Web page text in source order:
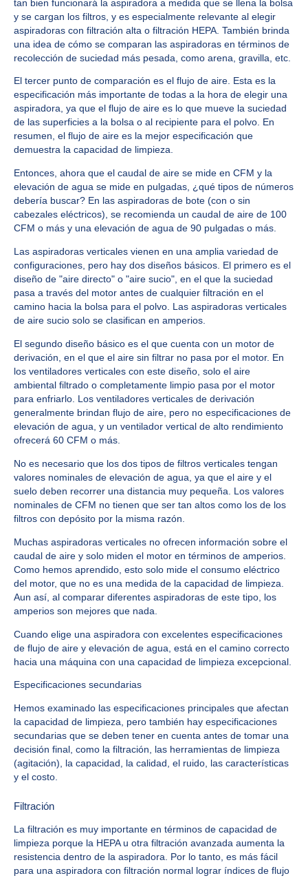
tan bien funcionará la aspiradora a medida que se llena la bolsa
y se cargan los filtros, y es especialmente relevante al elegir
aspiradoras con filtración alta o filtración HEPA. También brinda
una idea de cómo se comparan las aspiradoras en términos de
recolección de suciedad más pesada, como arena, gravilla, etc.
El tercer punto de comparación es el flujo de aire. Esta es la
especificación más importante de todas a la hora de elegir una
aspiradora, ya que el flujo de aire es lo que mueve la suciedad
de las superficies a la bolsa o al recipiente para el polvo. En
resumen, el flujo de aire es la mejor especificación que
demuestra la capacidad de limpieza.
Entonces, ahora que el caudal de aire se mide en CFM y la
elevación de agua se mide en pulgadas, ¿qué tipos de números
debería buscar? En las aspiradoras de bote (con o sin
cabezales eléctricos), se recomienda un caudal de aire de 100
CFM o más y una elevación de agua de 90 pulgadas o más.
Las aspiradoras verticales vienen en una amplia variedad de
configuraciones, pero hay dos diseños básicos. El primero es el
diseño de "aire directo" o "aire sucio", en el que la suciedad
pasa a través del motor antes de cualquier filtración en el
camino hacia la bolsa para el polvo. Las aspiradoras verticales
de aire sucio solo se clasifican en amperios.
El segundo diseño básico es el que cuenta con un motor de
derivación, en el que el aire sin filtrar no pasa por el motor. En
los ventiladores verticales con este diseño, solo el aire
ambiental filtrado o completamente limpio pasa por el motor
para enfriarlo. Los ventiladores verticales de derivación
generalmente brindan flujo de aire, pero no especificaciones de
elevación de agua, y un ventilador vertical de alto rendimiento
ofrecerá 60 CFM o más.
No es necesario que los dos tipos de filtros verticales tengan
valores nominales de elevación de agua, ya que el aire y el
suelo deben recorrer una distancia muy pequeña. Los valores
nominales de CFM no tienen que ser tan altos como los de los
filtros con depósito por la misma razón.
Muchas aspiradoras verticales no ofrecen información sobre el
caudal de aire y solo miden el motor en términos de amperios.
Como hemos aprendido, esto solo mide el consumo eléctrico
del motor, que no es una medida de la capacidad de limpieza.
Aun así, al comparar diferentes aspiradoras de este tipo, los
amperios son mejores que nada.
Cuando elige una aspiradora con excelentes especificaciones
de flujo de aire y elevación de agua, está en el camino correcto
hacia una máquina con una capacidad de limpieza excepcional.
Especificaciones secundarias
Hemos examinado las especificaciones principales que afectan
la capacidad de limpieza, pero también hay especificaciones
secundarias que se deben tener en cuenta antes de tomar una
decisión final, como la filtración, las herramientas de limpieza
(agitación), la capacidad, la calidad, el ruido, las características
y el costo.
Filtración
La filtración es muy importante en términos de capacidad de
limpieza porque la HEPA u otra filtración avanzada aumenta la
resistencia dentro de la aspiradora. Por lo tanto, es más fácil
para una aspiradora con filtración normal lograr índices de flujo